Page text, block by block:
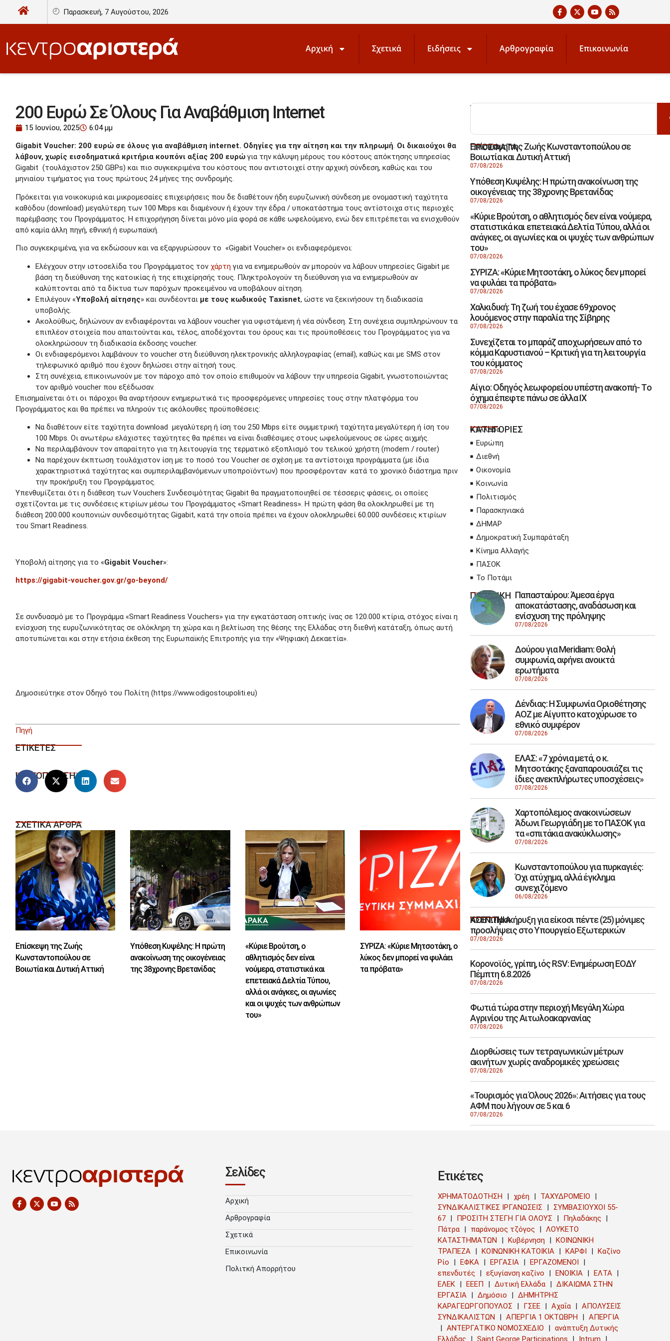
Παρασκευή, 7 Αυγούστου, 2026
Αρχική Σχετικά Ειδήσεις Αρθρογραφία Επικοινωνία
200 Ευρώ Σε Όλους Για Αναβάθμιση Internet
15 Ιουνίου, 2025 6:04 μμ
Gigabit Voucher: 200 ευρώ σε όλους για αναβάθμιση internet. Οδηγίες για την αίτηση και την πληρωμή. Οι δικαιούχοι θα
λάβουν, χωρίς εισοδηματικά κριτήρια κουπόνι αξίας 200 ευρώγια την κάλυψη μέρους του κόστους απόκτησης υπηρεσίας
Gigabit (τουλάχιστον 250 GBPs) και πιο συγκεκριμένα του κόστους που αντιστοιχεί στην αρχική σύνδεση, καθώς και του
μηνιαίου τιμήματος για τους πρώτους 24 μήνες της συνδρομής.
Πρόκειται για νοικοκυριά και μικρομεσαίες επιχειρήσεις που δε διαθέτουν ήδη ευρυζωνική σύνδεση με ονομαστική ταχύτητα
καθόδου (download) μεγαλύτερη των 100 Mbps και διαμένουν ή έχουν την έδρα / υποκατάστημα τους αντίστοιχα στις περιοχές
παρέμβασης του Προγράμματος. Η επιχορήγηση δίνεται μόνο μία φορά σε κάθε ωφελούμενο, ενώ δεν επιτρέπεται να ενισχυθούν
από καμία άλλη πηγή, εθνική ή ευρωπαϊκή.
Πιο συγκεκριμένα, για να εκδώσουν και να εξαργυρώσουν το «Gigabit Voucher» οι ενδιαφερόμενοι:
Ελέγχουν στην ιστοσελίδα του Προγράμματος τον χάρτη για να ενημερωθούν αν μπορούν να λάβουν υπηρεσίες Gigabit με
βάση τη διεύθυνση της κατοικίας ή της επιχείρησής τους. Πληκτρολογούν τη διεύθυνση για να ενημερωθούν αν
καλύπτονται από τα δίκτυα των παρόχων προκειμένου να υποβάλουν αίτηση.
Επιλέγουν «Υποβολή αίτησης» και συνδέονται με τους κωδικούς Taxisnet, ώστε να ξεκινήσουν τη διαδικασία
υποβολής.
Ακολούθως, δηλώνουν αν ενδιαφέρονται να λάβουν voucher για υφιστάμενη ή νέα σύνδεση. Στη συνέχεια συμπληρώνουν τα
επιπλέον στοιχεία που απαιτούνται και, τέλος, αποδέχονται του όρους και τις προϋποθέσεις του Προγράμματος για να
ολοκληρώσουν τη διαδικασία έκδοσης voucher.
Οι ενδιαφερόμενοι λαμβάνουν το voucher στη διεύθυνση ηλεκτρονικής αλληλογραφίας (email), καθώς και με SMS στον
τηλεφωνικό αριθμό που έχουν δηλώσει στην αίτησή τους.
Στη συνέχεια, επικοινωνούν με τον πάροχο από τον οποίο επιθυμούν να λάβουν την υπηρεσία Gigabit, γνωστοποιώντας
τον αριθμό voucher που εξέδωσαν.
Επισημαίνεται ότι οι πάροχοι θα αναρτήσουν ενημερωτικά τις προσφερόμενες υπηρεσίες τους στην πλατφόρμα του
Προγράμματος και θα πρέπει να πληρούν τις ακόλουθες προϋποθέσεις:
Να διαθέτουν είτε ταχύτητα download μεγαλύτερη ή ίση του 250 Mbps είτε συμμετρική ταχύτητα μεγαλύτερη ή ίση του
100 Mbps. Οι ανωτέρω ελάχιστες ταχύτητες θα πρέπει να είναι διαθέσιμες στους ωφελούμενους σε ώρες αιχμής.
Να περιλαμβάνουν τον απαραίτητο για τη λειτουργία της τερματικό εξοπλισμό του τελικού χρήστη (modem / router)
Να παρέχουν έκπτωση τουλάχιστον ίση με το ποσό του Voucher σε σχέση με τα αντίστοιχα προγράμματα (με ίδια
χαρακτηριστικά ταχύτητας και συμπεριλαμβανόμενων υποπροϊόντων) που προσφέρονταν κατά το χρονικό διάστημα πριν
την προκήρυξη του Προγράμματος.
Υπενθυμίζεται ότι η διάθεση των Vouchers Συνδεσιμότητας Gigabit θα πραγματοποιηθεί σε τέσσερις φάσεις, οι οποίες
σχετίζονται με τις συνδέσεις κτιρίων μέσω του Προγράμματος «Smart Readiness». Η πρώτη φάση θα ολοκληρωθεί με τη
διάθεση 200.000 κουπονιών συνδεσιμότητας Gigabit, κατά την οποία πρέπει να έχουν ολοκληρωθεί 60.000 συνδέσεις κτιρίων
του Smart Readiness.
Υποβολή αίτησης για το «Gigabit Voucher»:
https://gigabit-voucher.gov.gr/go-beyond/
Σε συνδυασμό με το Προγράμμα «Smart Readiness Vouchers» για την εγκατάσταση οπτικής ίνας σε 120.000 κτίρια, στόχος είναι η
ενίσχυση της ευρυζωνικότητας σε ολόκληρη τη χώρα και η βελτίωση της θέσης της Ελλάδας στη διεθνή κατάταξη, όπως αυτή
αποτυπώνεται και στην ετήσια έκθεση της Ευρωπαϊκής Επιτροπής για την «Ψηφιακή Δεκαετία».
Δημοσιεύτηκε στον Οδηγό του Πολίτη (https://www.odigostoupoliti.eu)
Πηγή
ΕΤΙΚΕΤΕΣ
ΚΟΙΝΟΠΟΙΗΣΗ
ΣΧΕΤΙΚΑ ΑΡΘΡΑ
Επίσκεψη της Ζωής
Κωνσταντοπούλου σε
Βοιωτία και Δυτική Αττική
Υπόθεση Κυψέλης: Η πρώτη
ανακοίνωση της οικογένειας
της 38χρονης Βρετανίδας
«Κύριε Βρούτση, ο
αθλητισμός δεν είναι
νούμερα, στατιστικά και
επετειακά Δελτία Τύπου,
αλλά οι ανάγκες, οι αγωνίες
και οι ψυχές των ανθρώπων
του»
ΣΥΡΙΖΑ: «Κύριε Μητσοτάκη, ο
λύκος δεν μπορεί να φυλάει
τα πρόβατα»
ΑΝΑΖΗΤΗΣΗ
ΠΡΟΣΦΑΤΑ
Επίσκεψη της Ζωής Κωνσταντοπούλου σε
Βοιωτία και Δυτική Αττική
07/08/2026
Υπόθεση Κυψέλης: Η πρώτη ανακοίνωση της
οικογένειας της 38χρονης Βρετανίδας
07/08/2026
«Κύριε Βρούτση, ο αθλητισμός δεν είναι νούμερα,
στατιστικά και επετειακά Δελτία Τύπου, αλλά οι
ανάγκες, οι αγωνίες και οι ψυχές των ανθρώπων
του»
07/08/2026
ΣΥΡΙΖΑ: «Κύριε Μητσοτάκη, ο λύκος δεν μπορεί
να φυλάει τα πρόβατα»
07/08/2026
Χαλκιδική: Τη ζωή του έχασε 69χρονος
λουόμενος στην παραλία της Σίβηρης
07/08/2026
Συνεχίζεται το μπαράζ αποχωρήσεων από το
κόμμα Καρυστιανού – Κριτική για τη λειτουργία
του κόμματος
07/08/2026
Αίγιο: Οδηγός λεωφορείου υπέστη ανακοπή- Tο
όχημα έπεφτε πάνω σε άλλα ΙΧ
07/08/2026
ΚΑΤΗΓΟΡΙΕΣ
Ελλάδα
Ευρώπη
Διεθνή
Οικονομία
Κοινωνία
Πολιτισμός
Παρασκηνιακά
ΔΗΜΑΡ
Δημοκρατική Συμπαράταξη
Κίνημα Αλλαγής
ΠΑΣΟΚ
Το Ποτάμι
ΠΟΛΙΤΙΚΗ Παπασταύρου: Άμεσα έργα
αποκατάστασης, αναδάσωση και
ενίσχυση της πρόληψης
07/08/2026
Δούρου για Meridiam: Θολή
συμφωνία, αφήνει ανοικτά
ερωτήματα
07/08/2026
Δένδιας: Η Συμφωνία Οριοθέτησης
ΑΟΖ με Αίγυπτο κατοχύρωσε το
εθνικό συμφέρον
07/08/2026
ΕΛΑΣ: «7 χρόνια μετά, ο κ.
Μητσοτάκης ξαναπαρουσιάζει τις
ίδιες ανεκπλήρωτες υποσχέσεις»
07/08/2026
Χαρτοπόλεμος ανακοινώσεων
Άδωνι Γεωργιάδη με το ΠΑΣΟΚ για
τα «σπιτάκια ανακύκλωσης»
07/08/2026
Κωνσταντοπούλου για πυρκαγιές:
Όχι ατύχημα, αλλά έγκλημα
συνεχιζόμενο
06/08/2026
ΚΟΙΝΩΝΙΑ
ΑΣΕΠ: Προκήρυξη για είκοσι πέντε (25) μόνιμες
προσλήψεις στο Υπουργείο Εξωτερικών
07/08/2026
Κορονοϊός, γρίπη, ιός RSV: Ενημέρωση ΕΟΔΥ
Πέμπτη 6.8.2026
07/08/2026
Φωτιά τώρα στην περιοχή Μεγάλη Χώρα
Αγρινίου της Αιτωλοακαρνανίας
07/08/2026
Διορθώσεις των τετραγωνικών μέτρων
ακινήτων χωρίς αναδρομικές χρεώσεις
07/08/2026
«Τουρισμός για Όλους 2026»: Αιτήσεις για τους
ΑΦΜ που λήγουν σε 5 και 6
07/08/2026
Σελίδες
Αρχική
Αρθρογραφία
Σχετικά
Επικοινωνία
Πολιτκή Απορρήτου
Ετικέτες
ΧΡΗΜΑΤΟΔΟΤΗΣΗ χρέη
ΤΑΧΥΔΡΟΜΕΙΟ
ΣΥΝΔΙΚΑΛΙΣΤΙΚΕΣ ΙΡΓΑΝΩΣΕΙΣ
ΣΥΜΒΑΣΙΟΥΧΟΙ 55-
67
ΠΡΟΣΙΤΗ ΣΤΕΓΗ ΓΙΑ ΟΛΟΥΣ
Πηλαδάκης
Πάτρα
παράνομος τζόγος
ΛΟΥΚΕΤΟ
ΚΑΤΑΣΤΗΜΑΤΩΝ
Κυβέρνηση
ΚΟΙΝΩΝΙΚΗ
ΤΡΑΠΕΖΑ
ΚΟΙΝΩΝΙΚΗ ΚΑΤΟΙΚΙΑ ΚΑΡΦΙ
Καζίνο
Ρίο
ΕΦΚΑ ΕΡΓΑΣΙΑ
ΕΡΓΑΖΟΜΕΝΟΙ
επενδυτές
εξυγίανση καζίνο ΕΝΟΙΚΙΑ
ΕΛΤΑ
ΕΛΕΚ
ΕΕΕΠ Δυτική Ελλάδα
ΔΙΚΑΙΩΜΑ ΣΤΗΝ
ΕΡΓΑΣΙΑ
Δημόσιο
ΔΗΜΗΤΡΗΣ
ΚΑΡΑΓΕΩΡΓΟΠΟΥΛΟΣ
ΓΣΕΕ Αχαΐα
ΑΠΟΛΥΣΕΙΣ
ΣΥΝΔΙΚΑΛΙΣΤΩΝ
ΑΠΕΡΓΙΑ 1 ΟΚΤΩΒΡΗ
ΑΠΕΡΓΙΑ
ΑΝΤΕΡΓΑΤΙΚΟ ΝΟΜΟΣΧΕΔΙΟ
ανάπτυξη Δυτικής
Ελλάδας
Saint George Participations Intrum